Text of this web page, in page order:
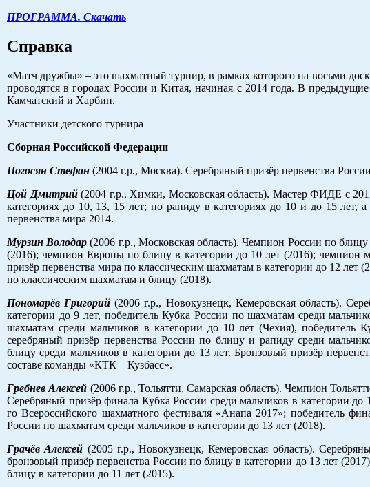
ПРОГРАММА. Скачать
Справка
«Матч дружбы» – это шахматный турнир, в рамках которого на восьми
проводятся в городах России и Китая, начиная с 2014 года. В
Камчатский и Харбин.
Участники детского турнира
Сборная Российской Федерации
Погосян Стефан (2004 г.р., Москва). Серебряный призёр первенства
Цой Дмитрий(2004 г.р., Химки, Московская область). Мастер ФИДЕ с
категориях до 10, 13, 15 лет; по рапиду в категориях до 10 и до 15
первенства мира 2014.
Мурзин Володар (2006 г.р., Московская область). Чемпион России по
(2016); чемпион Европы по блицу в категории до 10 лет (2016); чемпион
призёр первенства мира по классическим шахматам в категории до 12 лет
по классическим шахматам и блицу (2018).
Пономарёв Григорий (2006 г.р., Новокузнецк, Кемеровская область).
категории до 9 лет, победитель Кубка России по шахматам среди
шахматам среди мальчиков в категории до 10 лет (Чехия), победитель
серебряный призёр первенства России по блицу и рапиду среди
блицу среди мальчиков в категории до 13 лет. Бронзовый призёр
составе команды «КТК – Кузбасс».
Гребнев Алексей (2006 г.р., Тольятти, Самарская область). Чемпион
Серебряный призёр финала Кубка России среди мальчиков в категории
го Всероссийского шахматного фестиваля «Анапа 2017»; победитель
России по шахматам среди мальчиков в категории до 13 лет (2018).
Грачёв Алексей (2005 г.р., Новокузнецк, Кемеровская область).
бронзовый призёр первенства России по блицу в категории до 13 лет
блицу в категории до 11 лет (2015).